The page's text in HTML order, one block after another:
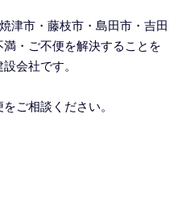
津市・藤枝市・島田市・吉田
・ご不便を解決することを
会社です。
ご相談ください。